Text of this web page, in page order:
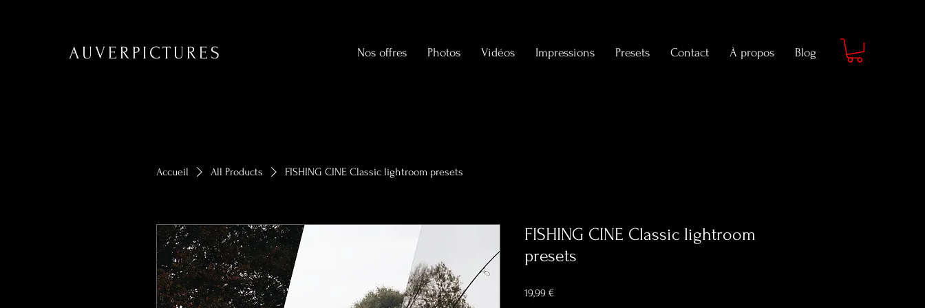
AUVERPICTURES Nos offres Photos Vidéos Impressions Presets Contact À propos Blog
Accueil All Products FISHING CINE Classic lightroom presets
FISHING CINE Classic lightroom
presets
19,99 €